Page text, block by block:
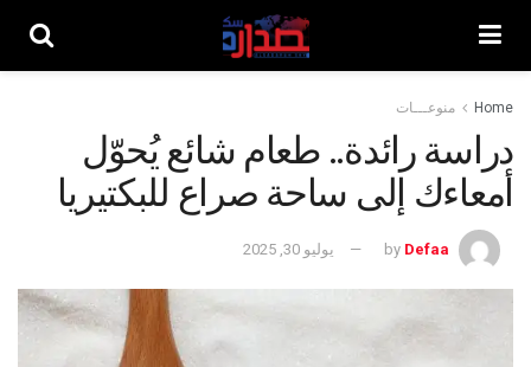
Home منوعـــات
دراسة رائدة.. طعام شائع يُحوّل
أمعاءك إلى ساحة صراع للبكتيريا
by Defaa يوليو 30, 2025